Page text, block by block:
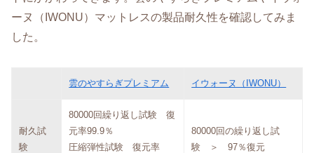
ーヌ（IWONU）マットレスの製品耐久性を確認してみま
した。
雲のやすらぎプレミアム イウォーヌ（IWONU）
耐久試
験
80000回繰り返し試験 復
元率99.9％
圧縮弾性試験 復元率
80000回の繰り返し試
験 ＞ 97％復元